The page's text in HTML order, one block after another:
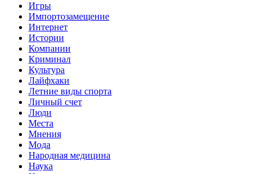
Игры
Импортозамещение
Интернет
Истории
Компании
Криминал
Культура
Лайфхаки
Летние виды спорта
Личный счет
Люди
Места
Мнения
Мода
Народная медицина
Наука